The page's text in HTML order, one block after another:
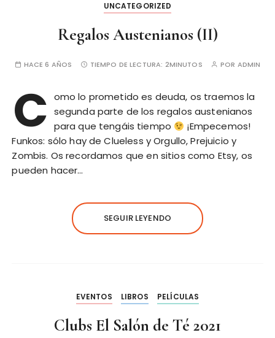
UNCATEGORIZED
Regalos Austenianos (II)
HACE 6 AÑOS TIEMPO DE LECTURA: 2MINUTOS POR ADMIN
C omo lo prometido es deuda, os traemos la
segunda parte de los regalos austenianos
para que tengáis tiempo
¡Empecemos!
Funkos: sólo hay de Clueless y Orgullo, Prejuicio y
Zombis. Os recordamos que en sitios como Etsy, os
pueden hacer…
SEGUIR LEYENDO
EVENTOS LIBROS PELÍCULAS
Clubs El Salón de Té 2021